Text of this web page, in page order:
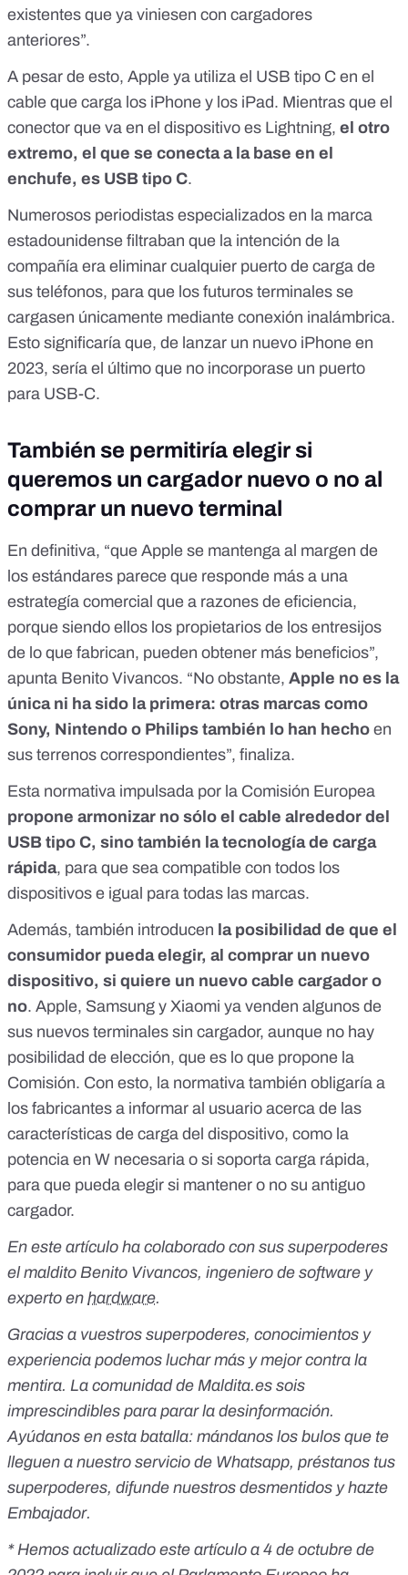
existentes que ya viniesen con cargadores
anteriores”.
A pesar de esto, Apple ya utiliza el USB tipo C en el
cable que carga los iPhone y los iPad. Mientras que el
conector que va en el dispositivo es Lightning, el otro
extremo, el que se conecta a la base en el
enchufe, es USB tipo C.
Numerosos periodistas especializados en la marca
estadounidense filtraban que la intención de la
compañía era eliminar cualquier puerto de carga de
sus teléfonos, para que los futuros terminales se
cargasen únicamente mediante conexión inalámbrica.
Esto significaría que, de lanzar un nuevo iPhone en
2023, sería el último que no incorporase un puerto
para USB-C.
También se permitiría elegir si
queremos un cargador nuevo o no al
comprar un nuevo terminal
En definitiva, “que Apple se mantenga al margen de
los estándares parece que responde más a una
estrategía comercial que a razones de eficiencia,
porque siendo ellos los propietarios de los entresijos
de lo que fabrican, pueden obtener más beneficios”,
apunta Benito Vivancos. “No obstante, Apple no es la
única ni ha sido la primera: otras marcas como
Sony, Nintendo o Philips también lo han hecho en
sus terrenos correspondientes”, finaliza.
Esta normativa impulsada por la Comisión Europea
propone armonizar no sólo el cable alrededor del
USB tipo C, sino también la tecnología de carga
rápida, para que sea compatible con todos los
dispositivos e igual para todas las marcas.
Además, también introducen la posibilidad de que el
consumidor pueda elegir, al comprar un nuevo
dispositivo, si quiere un nuevo cable cargador o
no. Apple, Samsung y Xiaomi ya venden algunos de
sus nuevos terminales sin cargador, aunque no hay
posibilidad de elección, que es lo que propone la
Comisión. Con esto, la normativa también obligaría a
los fabricantes a informar al usuario acerca de las
características de carga del dispositivo, como la
potencia en W necesaria o si soporta carga rápida,
para que pueda elegir si mantener o no su antiguo
cargador.
En este artículo ha colaborado con sus superpoderes
el maldito Benito Vivancos, ingeniero de software y
experto en hardware.
Gracias a vuestros superpoderes, conocimientos y
experiencia podemos luchar más y mejor contra la
mentira. La comunidad de Maldita.es sois
imprescindibles para parar la desinformación.
Ayúdanos en esta batalla: mándanos los bulos que te
lleguen a nuestro servicio de Whatsapp, préstanos tus
superpoderes, difunde nuestros desmentidos yhazte
Embajador.
* Hemos actualizado este artículo a 4 de octubre de